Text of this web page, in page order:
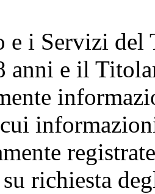
e i Servizi del
anni e il
richiesta